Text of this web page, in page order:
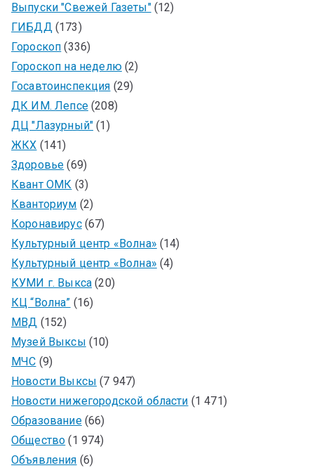
Выпуски "Свежей Газеты"(12)
ГИБДД(173)
Гороскоп (336)
Гороскоп на неделю(2)
Госавтоинспекция (29)
ДК ИМ. Лепсе(208)
ДЦ "Лазурный" (1)
ЖКХ (141)
Здоровье (69)
Квант ОМК (3)
Кванториум (2)
Коронавирус(67)
Культурный центр «Волна» (14)
Культурный центр «Волна» (4)
КУМИ г. Выкса (20)
КЦ “Волна” (16)
МВД (152)
Музей Выксы (10)
МЧС (9)
Новости Выксы (7 947)
Новости нижегородской области (1 471)
Образование(66)
Общество (1 974)
Объявления (6)